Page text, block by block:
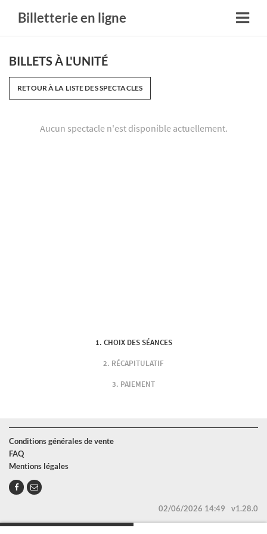
Billetterie en ligne
BILLETS À L'UNITÉ
RETOUR À LA LISTE DES SPECTACLES
Aucun spectacle n'est disponible actuellement.
CHOIX DES SÉANCES
RÉCAPITULATIF
PAIEMENT
Conditions générales de vente
FAQ
Mentions légales
02/06/2026 14:49 v1.28.0